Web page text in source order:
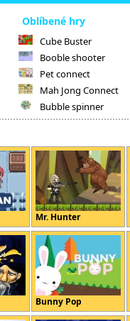
Oblíbené hry
Cube Buster
Booble shooter
Pet connect
Mah Jong Connect
Bubble spinner
Mr. Hunter
Bunny Pop